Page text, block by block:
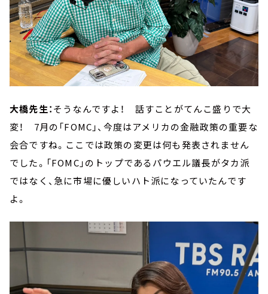
大橋先生：そうなんですよ！ 話すことがてんこ盛りで大
変！ 7月の「FOMC」、今度はアメリカの金融政策の重要な
会合ですね。ここでは政策の変更は何も発表されません
でした。「FOMC」のトップであるパウエル議長がタカ派
ではなく、急に市場に優しいハト派になっていたんです
よ。